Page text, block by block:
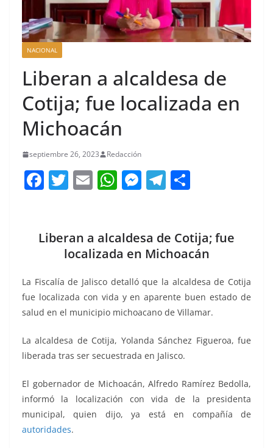
NACIONAL
Liberan a alcaldesa de
Cotija; fue localizada en
Michoacán
septiembre 26, 2023 Redacción
F
e
o
o
k
T
er
E
l
W
s
A
p
p
M
e
n
g
er
T
gr
a
m
p
ar
tir
Liberan a alcaldesa de Cotija; fue
localizada en Michoacán
La Fiscalía de Jalisco detalló que la alcaldesa de Cotija
fue localizada con vida y en aparente buen estado de
salud en el municipio michoacano de Villamar.
La alcaldesa de Cotija, Yolanda Sánchez Figueroa, fue
liberada tras ser secuestrada en Jalisco.
El gobernador de Michoacán, Alfredo Ramírez Bedolla,
informó la localización con vida de la presidenta
municipal, quien dijo, ya está en compañía de
autoridades.